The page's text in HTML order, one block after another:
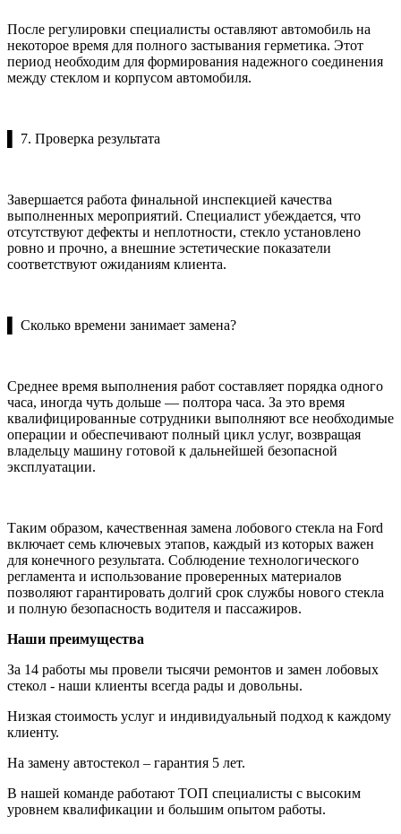
После регулировки специалисты оставляют автомобиль на
некоторое время для полного застывания герметика. Этот
период необходим для формирования надежного соединения
между стеклом и корпусом автомобиля.
▌ 7. Проверка результата
Завершается работа финальной инспекцией качества
выполненных мероприятий. Специалист убеждается, что
отсутствуют дефекты и неплотности, стекло установлено
ровно и прочно, а внешние эстетические показатели
соответствуют ожиданиям клиента.
▌ Сколько времени занимает замена?
Среднее время выполнения работ составляет порядка одного
часа, иногда чуть дольше — полтора часа. За это время
квалифицированные сотрудники выполняют все необходимые
операции и обеспечивают полный цикл услуг, возвращая
владельцу машину готовой к дальнейшей безопасной
эксплуатации.
Таким образом, качественная замена лобового стекла на Ford
включает семь ключевых этапов, каждый из которых важен
для конечного результата. Соблюдение технологического
регламента и использование проверенных материалов
позволяют гарантировать долгий срок службы нового стекла
и полную безопасность водителя и пассажиров.
Наши преимущества
За 14 работы мы провели тысячи ремонтов и замен лобовых
стекол - наши клиенты всегда рады и довольны.
Низкая стоимость услуг и индивидуальный подход к каждому
клиенту.
На замену автостекол – гарантия 5 лет.
В нашей команде работают ТОП специалисты с высоким
уровнем квалификации и большим опытом работы.